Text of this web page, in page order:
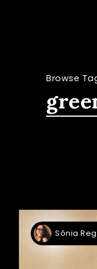
Browse
Sônia